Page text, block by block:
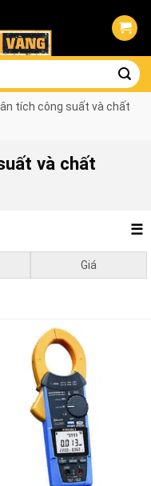
tích công suất và chất
và chất
Giá